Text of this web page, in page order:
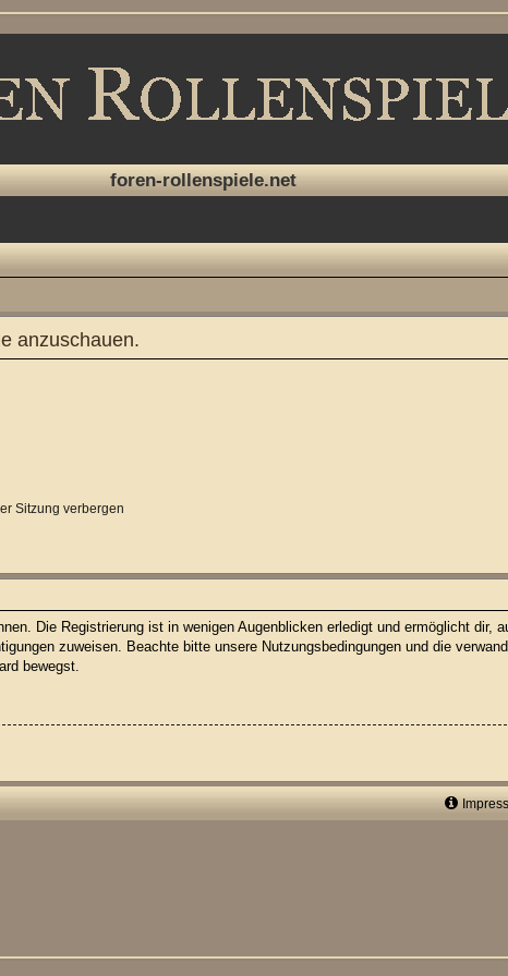
foren-rollenspiele.net
anzuschauen.
Sitzung verbergen
Die Registrierung ist in wenigen Augenblicken erledigt und ermöglicht dir,
zuweisen. Beachte bitte unsere Nutzungsbedingungen und die
bewegst.